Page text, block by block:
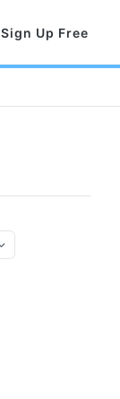
Sign Up Free